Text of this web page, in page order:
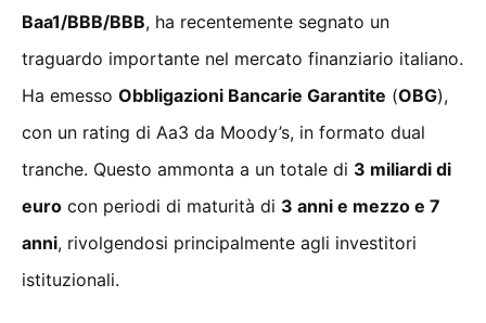
Baa1/BBB/BBB, ha recentemente segnato un
traguardo importante nel mercato finanziario italiano.
Ha emesso Obbligazioni Bancarie Garantite (OBG),
con un rating di Aa3 da Moody’s, in formato dual
tranche. Questo ammonta a un totale di 3 miliardi di
euro con periodi di maturità di 3 anni e mezzo e 7
anni, rivolgendosi principalmente agli investitori
istituzionali.